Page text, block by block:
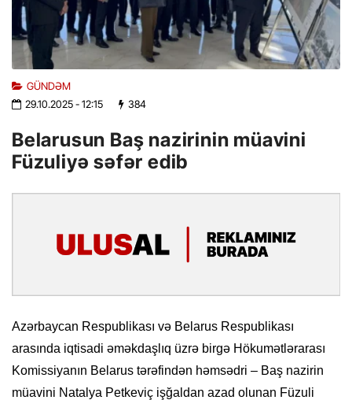
GÜNDƏM
29.10.2025- 12:15 384
Belarusun Baş nazirinin müavini
Füzuliyə səfər edib
Azərbaycan Respublikası və Belarus Respublikası
arasında iqtisadi əməkdaşlıq üzrə birgə Hökumətlərarası
Komissiyanın Belarus tərəfindən həmsədri – Baş nazirin
müavini Natalya Petkeviç işğaldan azad olunan Füzuli